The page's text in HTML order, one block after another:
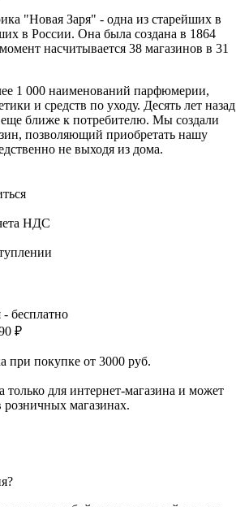
"Новая Заря" - одна из старейших в
в России. Она была создана в 1864
насчитывается 38 магазинов в 31
1 000 наименований парфюмерии,
и средств по уходу. Десять лет назад
еще ближе к потребителю. Мы создали
позволяющий приобретать нашу
не выходя из дома.
НДС
бесплатно
₽
при покупке от 3000 руб.
только для интернет-магазина и может
розничных магазинах.